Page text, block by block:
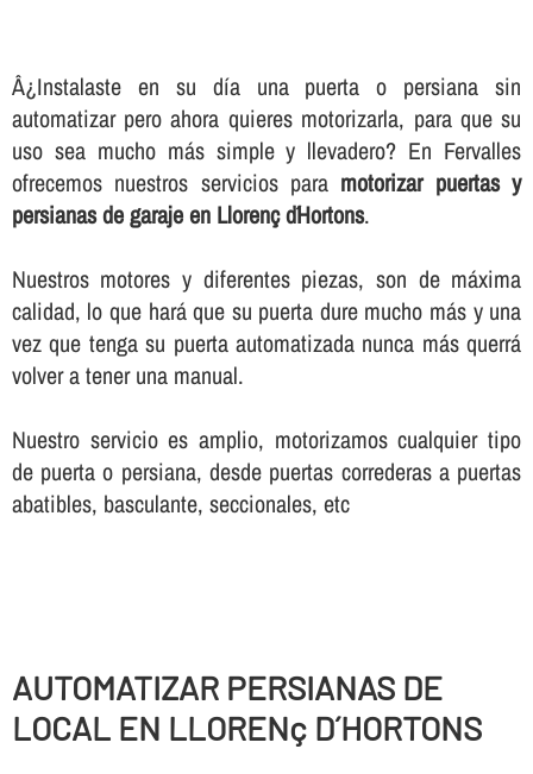
Â¿Instalaste en su dí­a una puerta o persiana sin
automatizar pero ahora quieres motorizarla, para que su
uso sea mucho más simple y llevadero? En Fervalles
ofrecemos nuestros servicios para motorizar puertas y
persianas de garaje en Llorenç d´Hortons.
Nuestros motores y diferentes piezas, son de máxima
calidad, lo que hará que su puerta dure mucho más y una
vez que tenga su puerta automatizada nunca más querrá
volver a tener una manual.
Nuestro servicio es amplio, motorizamos cualquier tipo
de puerta o persiana, desde puertas correderas a puertas
abatibles, basculante, seccionales, etc
AUTOMATIZAR PERSIANAS DE
LOCAL EN LLORENç D´HORTONS